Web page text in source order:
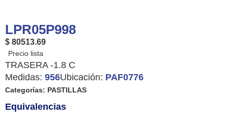
LPR05P998
$ 80513.69
TRASERA -1.8 C
Medidas: 956Ubicación: PAF0776
Categorías: PASTILLAS
Equivalencias